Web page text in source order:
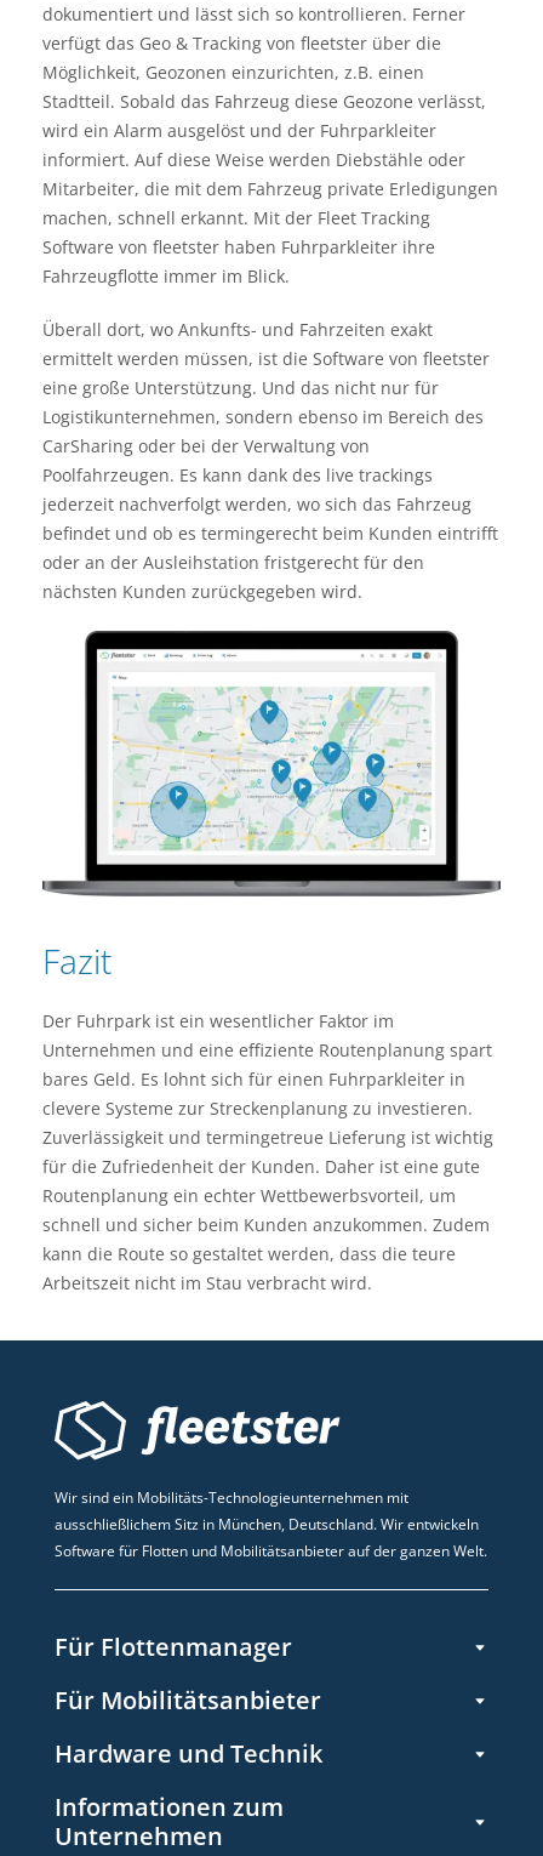
dokumentiert und lässt sich so kontrollieren. Ferner
verfügt das Geo & Tracking von fleetster über die
Möglichkeit, Geozonen einzurichten, z.B. einen
Stadtteil. Sobald das Fahrzeug diese Geozone verlässt,
wird ein Alarm ausgelöst und der Fuhrparkleiter
informiert. Auf diese Weise werden Diebstähle oder
Mitarbeiter, die mit dem Fahrzeug private Erledigungen
machen, schnell erkannt. Mit der Fleet Tracking
Software von fleetster haben Fuhrparkleiter ihre
Fahrzeugflotte immer im Blick.
Überall dort, wo Ankunfts- und Fahrzeiten exakt
ermittelt werden müssen, ist die Software von fleetster
eine große Unterstützung. Und das nicht nur für
Logistikunternehmen, sondern ebenso im Bereich des
CarSharing oder bei der Verwaltung von
Poolfahrzeugen. Es kann dank des live trackings
jederzeit nachverfolgt werden, wo sich das Fahrzeug
befindet und ob es termingerecht beim Kunden eintrifft
oder an der Ausleihstation fristgerecht für den
nächsten Kunden zurückgegeben wird.
Fazit
Der Fuhrpark ist ein wesentlicher Faktor im
Unternehmen und eine effiziente Routenplanung spart
bares Geld. Es lohnt sich für einen Fuhrparkleiter in
clevere Systeme zur Streckenplanung zu investieren.
Zuverlässigkeit und termingetreue Lieferung ist wichtig
für die Zufriedenheit der Kunden. Daher ist eine gute
Routenplanung ein echter Wettbewerbsvorteil, um
schnell und sicher beim Kunden anzukommen. Zudem
kann die Route so gestaltet werden, dass die teure
Arbeitszeit nicht im Stau verbracht wird.
Wir sind ein Mobilitäts-Technologieunternehmen mit
ausschließlichem Sitz in München, Deutschland. Wir entwickeln
Software für Flotten und Mobilitätsanbieter auf der ganzen Welt.
Für Flottenmanager
Für Mobilitätsanbieter
Hardware und Technik
Informationen zum
Unternehmen